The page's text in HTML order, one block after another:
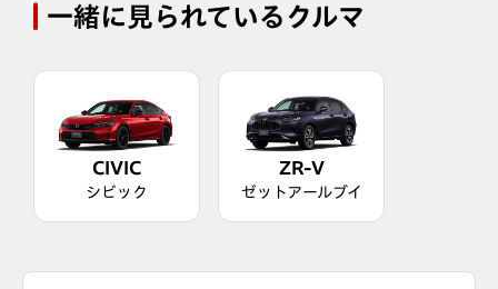
一緒に見られているクルマ
CIVIC
シビック
ZR-V
ゼットアールブイ